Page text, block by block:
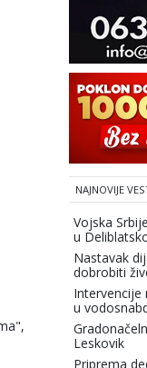
NAJNOVIJE
Vojska
u
Nastavak
dobrobiti
Intervencije
u
Leskovik
Priprema